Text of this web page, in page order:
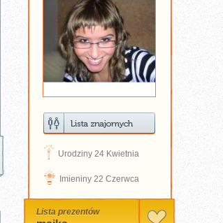
D Urodziny 24 Kwietnia
N Imieniny 22 Czerwca
Lista prezentów